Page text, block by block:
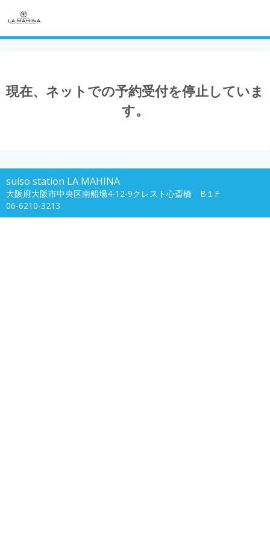
現在、ネットでの予約受付を停止していま
す。
suiso station LA MAHINA
大阪府大阪市中央区南船場4-12-9クレスト心斎橋 B１F
06-6210-3213